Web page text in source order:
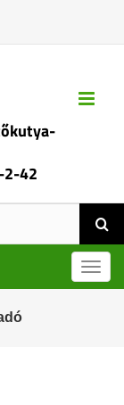
2-42